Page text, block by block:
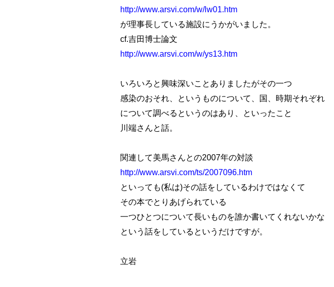
http://www.arsvi.com/w/lw01.htm
が理事長している施設にうかがいました。
cf.吉田博士論文
http://www.arsvi.com/w/ys13.htm
いろいろと興味深いことありましたがその一つ
感染のおそれ、というものについて、国、時期それぞれ
について調べるというのはあり、といったこと
川端さんと話。
関連して美馬さんとの2007年の対談
http://www.arsvi.com/ts/2007096.htm
といっても(私は)その話をしているわけではなくて
その本でとりあげられている
一つひとつについて長いものを誰か書いてくれないかな
という話をしているというだけですが。
立岩